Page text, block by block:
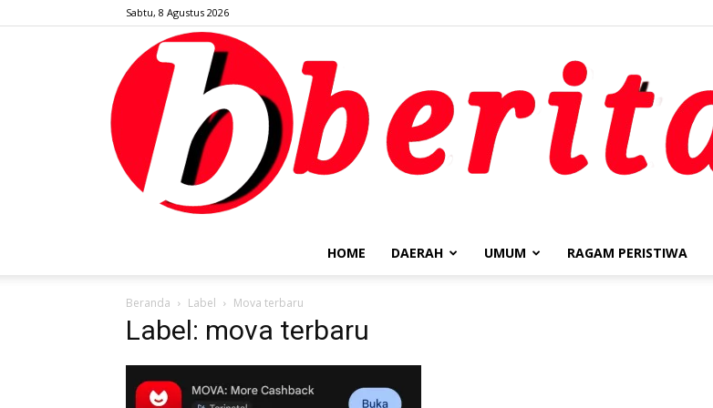
Sabtu, 8 Agustus 2026
HOME DAERAH UMUM RAGAM PERISTIWA
Beranda Label Mova terbaru
Label: mova terbaru